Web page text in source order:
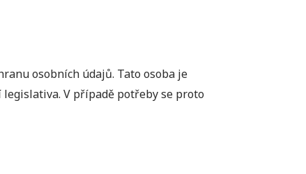
osobních údajů. Tato osoba je
V případě potřeby se proto